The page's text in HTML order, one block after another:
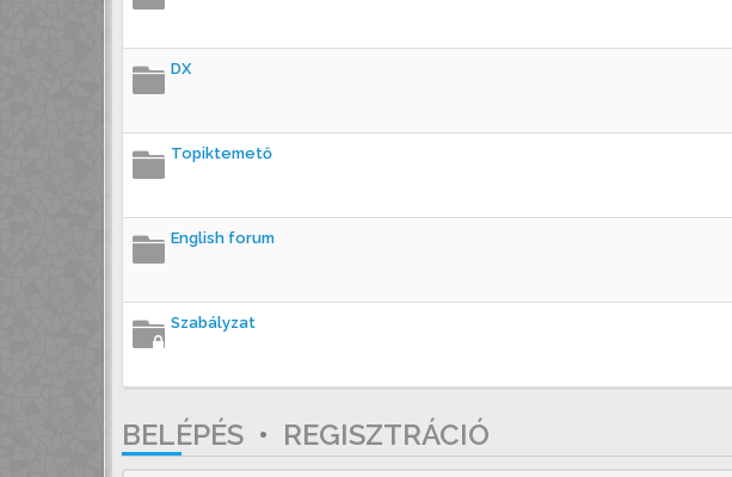
DX
Topiktemető
English forum
Szabályzat
BELÉPÉS • REGISZTRÁCIÓ